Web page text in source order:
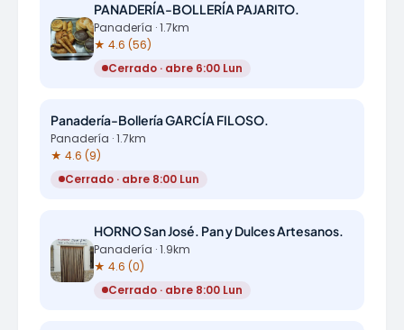
PANADERÍA-BOLLERÍA PAJARITO.
Panadería · 1.7km
★ 4.6 (56)
Cerrado · abre 6:00 Lun
Panadería-Bollería GARCÍA FILOSO.
Panadería · 1.7km
★ 4.6 (9)
Cerrado · abre 8:00 Lun
HORNO San José. Pan y Dulces Artesanos.
Panadería · 1.9km
★ 4.6 (0)
Cerrado · abre 8:00 Lun